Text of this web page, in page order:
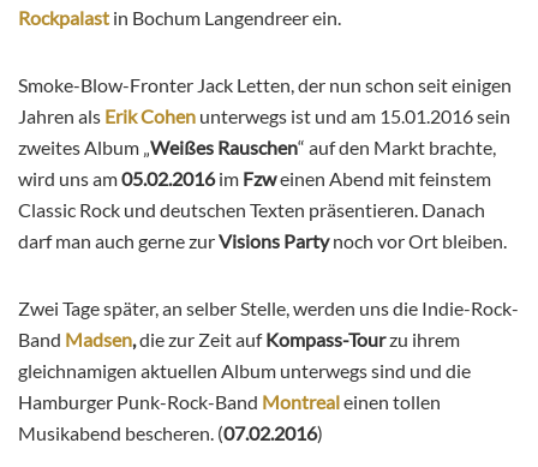
Rockpalast in Bochum Langendreer ein.
Smoke-Blow-Fronter Jack Letten, der nun schon seit einigen
Jahren als Erik Cohen unterwegs ist und am 15.01.2016 sein
zweites Album „ Weißes Rauschen“ auf den Markt brachte,
wird uns am05.02.2016im Fzweinen Abend mit feinstem
Classic Rock und deutschen Texten präsentieren. Danach
darf man auch gerne zurVisions Partynoch vor Ort bleiben.
Zwei Tage später, an selber Stelle, werden uns die Indie-Rock-
Band Madsen,die zur Zeit aufKompass-Tourzu ihrem
gleichnamigen aktuellen Album unterwegs sind und die
Hamburger Punk-Rock-Band Montrealeinen tollen
Musikabend bescheren. (07.02.2016)